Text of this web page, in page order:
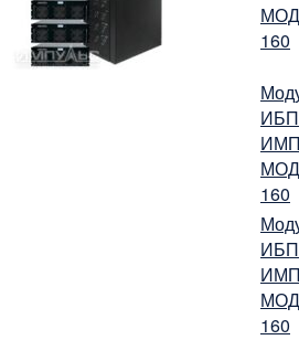
160
ИБП
160
ИБП
160